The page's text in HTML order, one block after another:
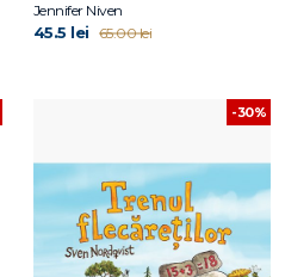
Jennifer Niven
45.5 lei 65.00 lei
-30%